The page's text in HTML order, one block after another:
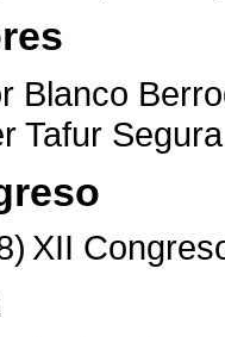
Blanco
Tafur Segura
XII